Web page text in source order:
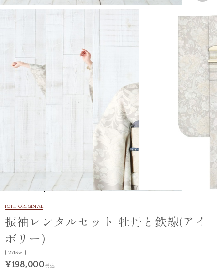
ICHI ORIGINAL
振袖レンタルセット 牡丹と鉄線(アイ
ボリー)
[f2715set]
¥198,000税込